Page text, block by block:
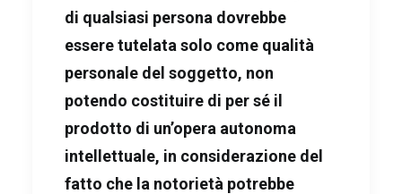
di qualsiasi persona dovrebbe
essere tutelata solo come qualità
personale del soggetto, non
potendo costituire di per sé il
prodotto di un’opera autonoma
intellettuale, in considerazione del
fatto che la notorietà potrebbe